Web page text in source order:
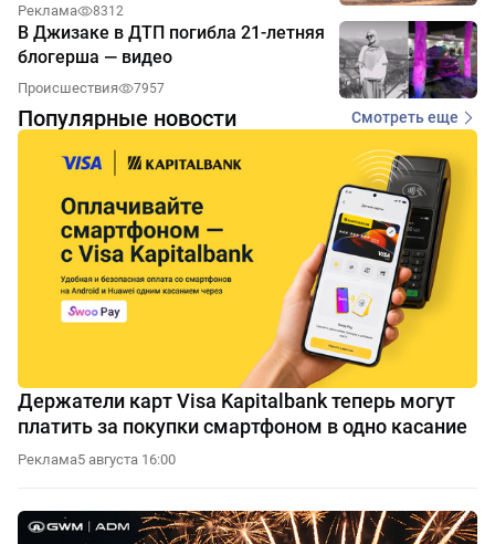
Реклама 8312
В Джизаке в ДТП погибла 21-летняя
блогерша — видео
Происшествия 7957
Популярные новости Смотреть еще
Держатели карт Visa Kapitalbank теперь могут
платить за покупки смартфоном в одно касание
Реклама5 августа 16:00